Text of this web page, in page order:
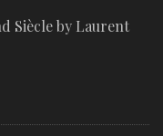
Siècle by Laurent